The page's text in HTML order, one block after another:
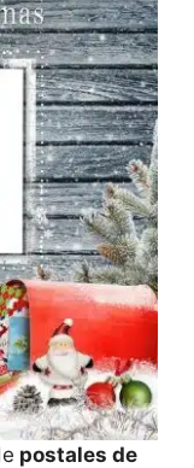
postales de